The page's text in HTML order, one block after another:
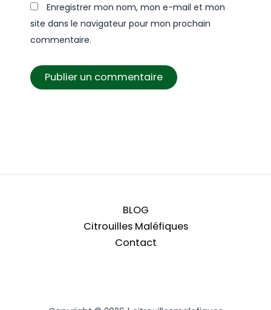
Enregistrer mon nom, mon e-mail et mon
site dans le navigateur pour mon prochain
commentaire.
BLOG
Citrouilles Maléfiques
Contact